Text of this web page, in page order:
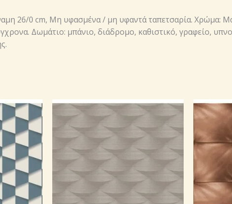
26/0 cm, Μη υφασμένα / μη υφαντά ταπετσαρία. Χρώμα:
Δωμάτιο: μπάνιο, διάδρομο, καθιστικό, γραφείο,